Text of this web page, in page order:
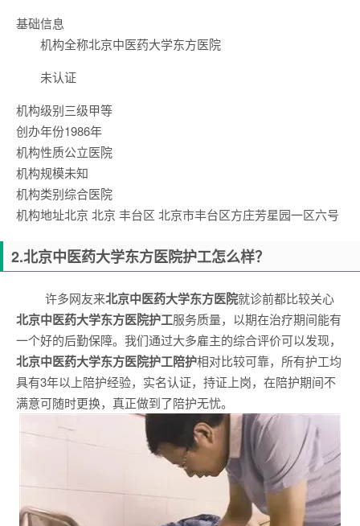
基础信息
机构全称北京中医药大学东方医院
未认证
机构级别三级甲等
创办年份1986年
机构性质公立医院
机构规模未知
机构类别综合医院
机构地址北京 北京 丰台区 北京市丰台区方庄芳星园一区六号
2.北京中医药大学东方医院护工怎么样？
许多网友来北京中医药大学东方医院就诊前都比较关心
北京中医药大学东方医院护工服务质量，以期在治疗期间能有
一个好的后勤保障。我们通过大多雇主的综合评价可以发现，
北京中医药大学东方医院护工陪护相对比较可靠，所有护工均
具有3年以上陪护经验，实名认证，持证上岗，在陪护期间不
满意可随时更换，真正做到了陪护无忧。